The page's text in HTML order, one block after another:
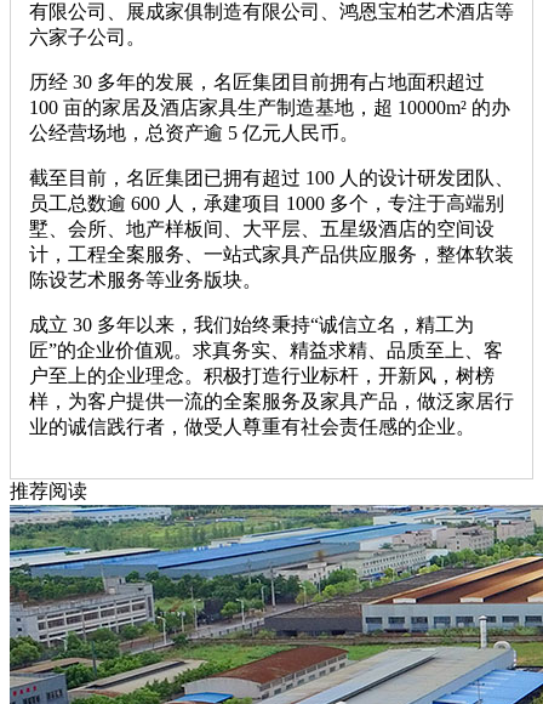
有限公司、展成家俱制造有限公司、鸿恩宝柏艺术酒店等
六家子公司。
历经 30 多年的发展，名匠集团目前拥有占地面积超过
100 亩的家居及酒店家具生产制造基地，超 10000m² 的办
公经营场地，总资产逾 5 亿元人民币。
截至目前，名匠集团已拥有超过 100 人的设计研发团队、
员工总数逾 600 人，承建项目 1000 多个，专注于高端别
墅、会所、地产样板间、大平层、五星级酒店的空间设
计，工程全案服务、一站式家具产品供应服务，整体软装
陈设艺术服务等业务版块。
成立 30 多年以来，我们始终秉持“诚信立名，精工为
匠”的企业价值观。求真务实、精益求精、品质至上、客
户至上的企业理念。积极打造行业标杆，开新风，树榜
样，为客户提供一流的全案服务及家具产品，做泛家居行
业的诚信践行者，做受人尊重有社会责任感的企业。
推荐阅读